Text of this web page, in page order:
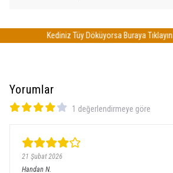
Kediniz Tüy Döküyorsa Buraya Tıklayın 👈
Yorumlar
1 değerlendirmeye göre
21 Şubat 2026
Handan N.